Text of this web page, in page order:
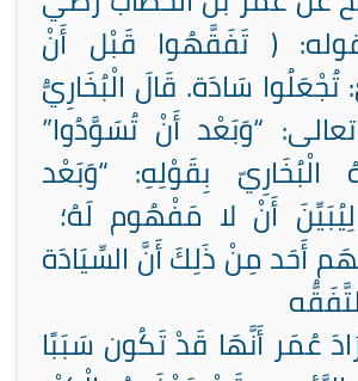
( تَفَقَّهُوا قَبْل أَنْ
تُجْعَلُوا سَادَة. قَالَ الْبُخَارِيُّ
“وَبَعْد أَنْ تُسَوَّدُوا”
الْبُخَارِيّ بِقَوْلِهِ: “وَبَعْد
أَنْ لا مَفْهُوم لَهُ؛
أَحَد مِنْ ذَلِكَ أَنَّ السِّيَادَة
عُمَر أَنَّهَا قَدْ تَكُون سَبَبًا